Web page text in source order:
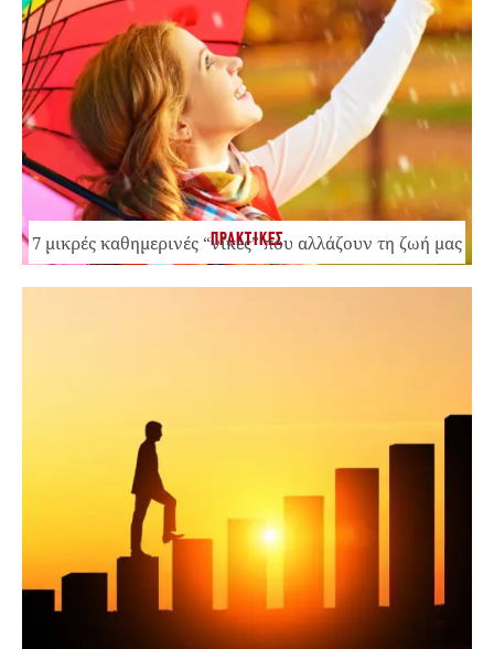
ΠΡΑΚΤΙΚΕΣ
7 μικρές καθημερινές “νίκες” που αλλάζουν τη ζωή μας